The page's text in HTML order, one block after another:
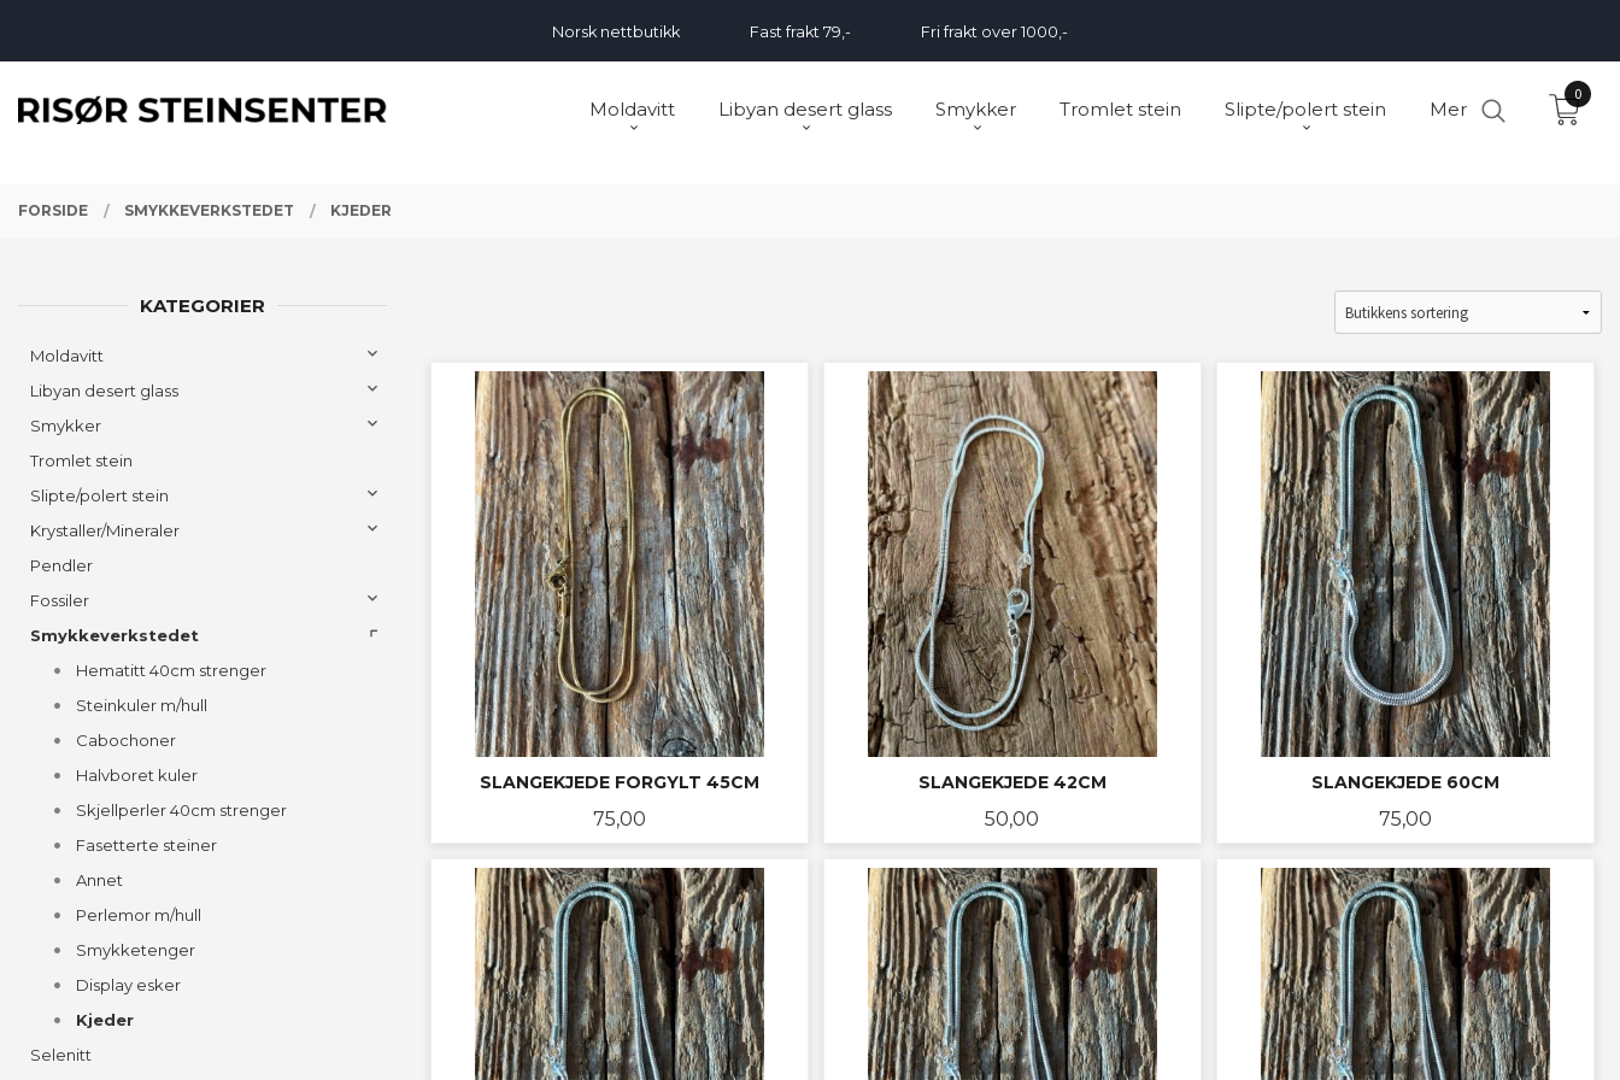
Norsk nettbutikk Fast frakt 79,- Fri frakt over 1000,-
Moldavitt Libyan desert glass Smykker Tromlet stein Slipte/polert stein Mer
0
FORSIDE SMYKKEVERKSTEDET KJEDER
SLANGEKJEDE FORGYLT 45CM
Pris
75,00
KJØP
SLANGEKJEDE 42CM
Pris
50,00
KJØP
SLANGEKJEDE 60CM
Pris
75,00
KJØP
KATEGORIER
Moldavitt
Libyan desert glass
Smykker
Tromlet stein
Slipte/polert stein
Krystaller/Mineraler
Pendler
Fossiler
Smykkeverkstedet
Hematitt 40cm strenger
Steinkuler m/hull
Cabochoner
Halvboret kuler
Skjellperler 40cm strenger
Fasetterte steiner
Annet
Perlemor m/hull
Smykketenger
Display esker
Kjeder
Selenitt